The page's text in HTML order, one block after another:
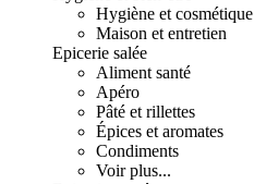
Hygiène et cosmétique
Maison et entretien
Epicerie salée
Aliment santé
Apéro
Pâté et rillettes
Épices et aromates
Condiments
Voir plus...